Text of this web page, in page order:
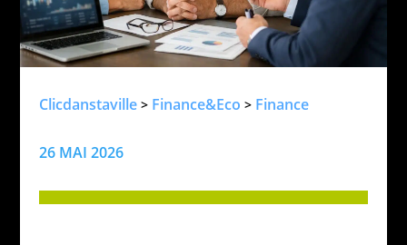
Clicdanstaville> Finance&Eco > Finance
26 MAI 2026